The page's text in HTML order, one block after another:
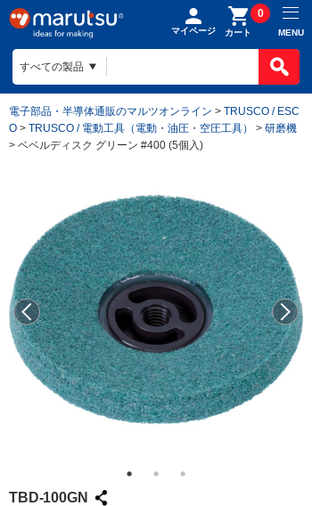
マイページ カート
0
MENU
電子部品・半導体通販のマルツオンライン > TRUSCO / ESC
O > TRUSCO / 電動工具（電動・油圧・空圧工具） > 研磨機
> ベベルディスク グリーン #400 (5個入)
TBD-100GN